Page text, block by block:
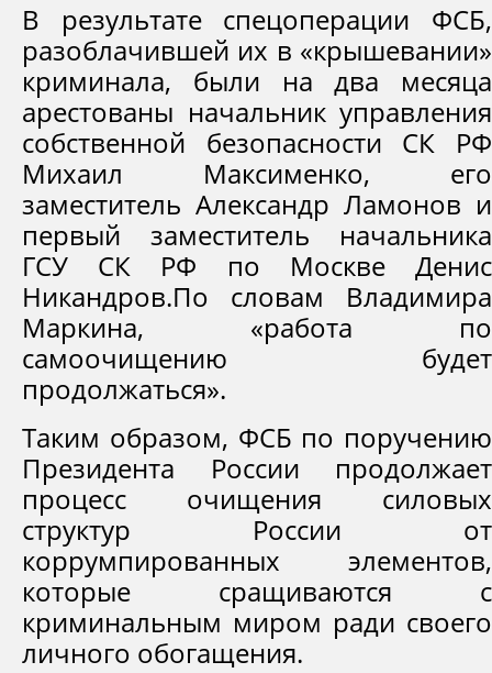
В результате спецоперации ФСБ,
разоблачившей их в «крышевании»
криминала, были на два месяца
арестованы начальник управления
собственной безопасности СК РФ
Михаил Максименко, его
заместитель Александр Ламонов и
первый заместитель начальника
ГСУ СК РФ по Москве Денис
Никандров.По словам Владимира
Маркина, «работа по
самоочищению будет
продолжаться».
Таким образом, ФСБ по поручению
Президента России продолжает
процесс очищения силовых
структур России от
коррумпированных элементов,
которые сращиваются с
криминальным миром ради своего
личного обогащения.